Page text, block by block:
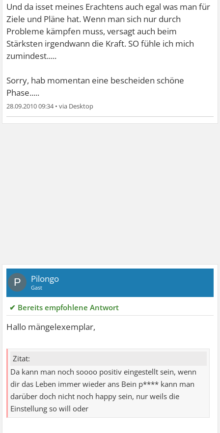
Und da isset meines Erachtens auch egal was man für
Ziele und Pläne hat. Wenn man sich nur durch
Probleme kämpfen muss, versagt auch beim
Stärksten irgendwann die Kraft. SO fühle ich mich
zumindest.....
Sorry, hab momentan eine bescheiden schöne
Phase.....
28.09.2010 09:34•
P Pilongo
Gast
✔ Bereits empfohlene Antwort
Hallo mängelexemplar,
Zitat:
Da kann man noch soooo positiv eingestellt sein, wenn
dir das Leben immer wieder ans Bein p**** kann man
darüber doch nicht noch happy sein, nur weils die
Einstellung so will oder